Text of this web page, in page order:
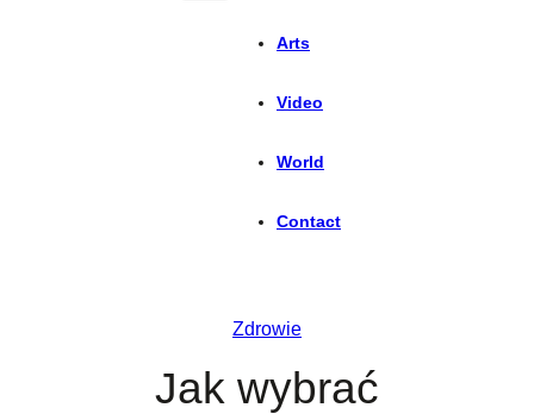
Arts
Video
World
Contact
Zdrowie
Jak wybrać